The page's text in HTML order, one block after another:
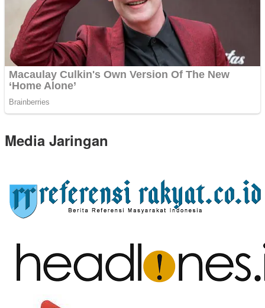
Media Jaringan